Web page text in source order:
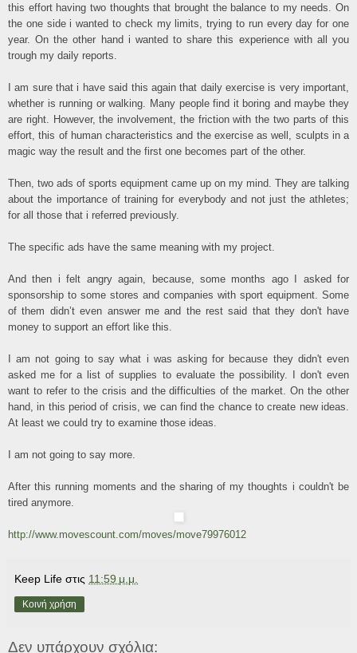
this effort having two thoughts that brought the balance to my needs. On
the one side i wanted to check my limits, trying to run every day for one
year. On the other hand i wanted to share this experience with all you
trough my daily reports.
I am sure that i have said this again that daily exercise is very important,
whether is running or walking. Many people find it boring and maybe they
are right. However, the involvement, the friction with the two parts of this
effort, this of human characteristics and the exercise as well, sculpts in a
magic way the result and the first one becomes part of the other.
Then, two ads of sports equipment came up on my mind. They are talking
about the importance of training for everybody and not just the athletes;
for all those that i referred previously.
The specific ads have the same meaning with my project.
And then i felt angry again, because, some months ago I asked for
sponsorship to some stores and companies with sport equipment. Some
of them didn’t even answer me and the rest said that they don't have
money to support an effort like this.
I am not going to say what i was asking for because they didn't even
asked me for a list of supplies to evaluate the possibility. I don't even
want to refer to the crisis and the difficulties of the market. On the other
hand, in this period of crisis, we can find the chance to create new ideas.
At least we could try to examine those ideas.
I am not going to say more.
After this running moments and the sharing of my thoughts i couldn't be
tired anymore.
http://www.movescount.com/moves/move79976012
Keep Life στις 11:59 μ.μ.
Κοινή χρήση
Δεν υπάρχουν σχόλια: